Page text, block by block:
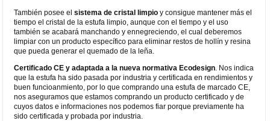
También posee elsistema de cristal limpio y consigue mantener más el
tiempo el cristal de la estufa limpio, aunque con el tiempo y el uso
también se acabará manchando y ennegreciendo, el cual deberemos
limpiar con un producto específico para eliminar restos de hollín y resina
que pueda generar el quemado de la leña.
Certificado CEy adaptada a la nueva normativa Ecodesign . Nos indica
que la estufa ha sido pasada por industria y certificada en rendimientos y
buen funcioanmiento, por lo que comprando una estufa de marcado CE,
nos aseguramos que estamos comprando un producto certificado y de
cuyos datos e informaciones nos podemos fiar porque previamente ha
sido certificada y probada por industria.